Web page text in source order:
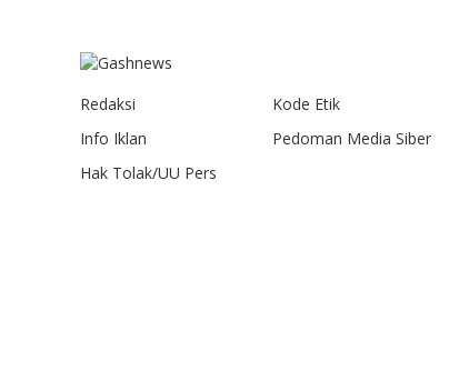
Redaksi
Kode Etik
Info Iklan
Pedoman Media Siber
Hak Tolak/UU Pers